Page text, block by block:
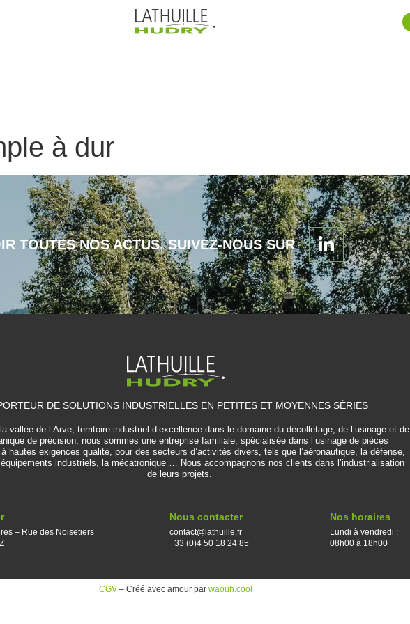
à dur
TOUTES NOS ACTUS, SUIVEZ-NOUS SUR
DE SOLUTIONS INDUSTRIELLES EN PETITES ET MOYENNES SÉRIES
vallée de l’Arve, territoire industriel d’excellence dans le domaine du décolletage, de l’usinage et de
de précision, nous sommes une entreprise familiale, spécialisée dans l’usinage de pièces
hautes exigences qualité, pour des secteurs d’activités divers, tels que l’aéronautique, la défense,
industriels, la mécatronique … Nous accompagnons nos clients dans l’industrialisation
de leurs projets.
– Rue des Noisetiers
Nous contacter
contact@lathuille.fr
+33 (0)4 50 18 24 85
Nos horaires
Lundi à vendredi :
08h00 à 18h00
CGV – Créé avec amour par waouh.cool